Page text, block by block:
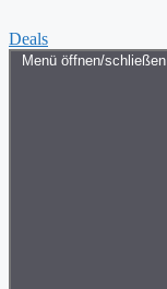
Deals
Menü öffnen/schließen